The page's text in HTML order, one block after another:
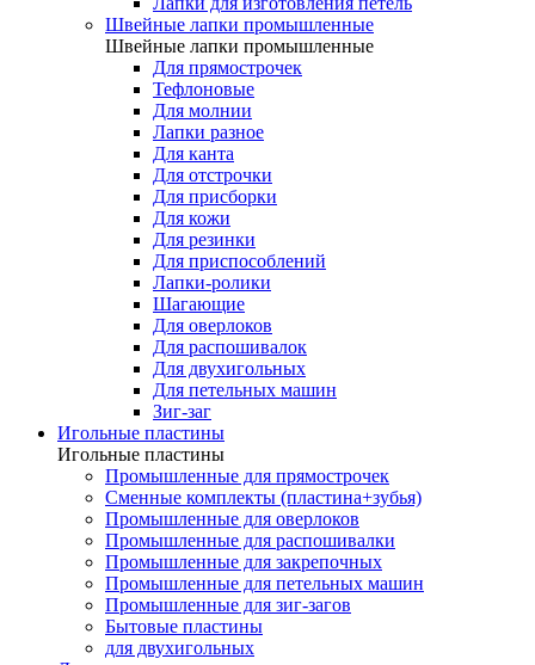
Швейные лапки промышленные
Швейные лапки промышленные
Для прямострочек
Тефлоновые
Для молнии
Лапки разное
Для канта
Для отстрочки
Для присборки
Для кожи
Для резинки
Для приспособлений
Лапки-ролики
Шагающие
Для оверлоков
Для распошивалок
Для двухигольных
Для петельных машин
Зиг-заг
Игольные пластины
Игольные пластины
Промышленные для прямострочек
Сменные комплекты (пластина+зубья)
Промышленные для оверлоков
Промышленные для распошивалки
Промышленные для закрепочных
Промышленные для петельных машин
Промышленные для зиг-загов
Бытовые пластины
для двухигольных